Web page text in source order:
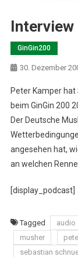
Interview
GinGin200
30. Dezember
Peter Kamper
beim GinGin 200
Der Deutsche
angesehen hat,
an welchen
[display_podcast]
Tagged audio
musher
sebastian